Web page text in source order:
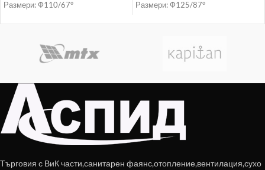
Размери: Ф110/67°
Размери: Ф125/87°
Търговия с ВиК части,санитарен фаянс,отопление,вентилация,сухо